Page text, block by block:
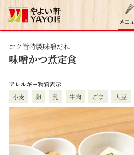
コク旨特製味噌だれ
味噌かつ煮定食
アレルギー物質表示
小麦
卵 乳 牛肉 ごま 大豆